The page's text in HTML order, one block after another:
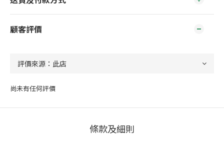
顧客評價
尚未有任何評價
條款及細則